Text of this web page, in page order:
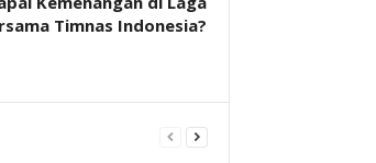
Timnas Indonesia?